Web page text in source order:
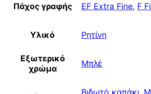
Πάχος γραφής EF Extra Fine, F
Υλικό Ρητίνη
Εξωτερικό
χρώμα
Μπλέ
Βιδωτό καπάκι,